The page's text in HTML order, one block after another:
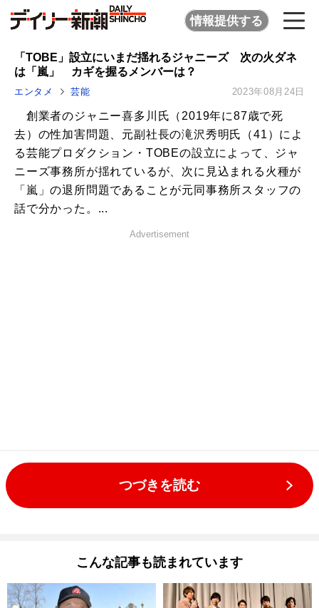
情報提供する
「TOBE」設立にいまだ揺れるジャニーズ 次の火ダネ
は「嵐」 カギを握るメンバーは？
エンタメ 芸能 2023年08月24日
創業者のジャニー喜多川氏（2019年に87歳で死
去）の性加害問題、元副社長の滝沢秀明氏（41）によ
る芸能プロダクション・TOBEの設立によって、ジャ
ニーズ事務所が揺れているが、次に見込まれる火種が
「嵐」の退所問題であることが元同事務所スタッフの
話で分かった。...
Advertisement
つづきを読む
こんな記事も読まれています